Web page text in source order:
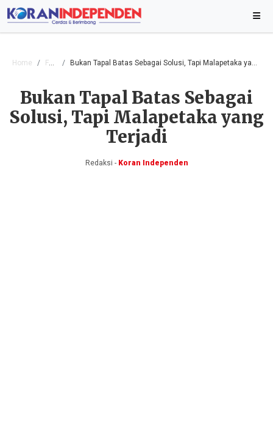
Home Foto Bukan Tapal Batas Sebagai Solusi, Tapi Malapetaka yang Terjadi
Bukan Tapal Batas Sebagai
Solusi, Tapi Malapetaka yang
Terjadi
Redaksi -Koran Independen